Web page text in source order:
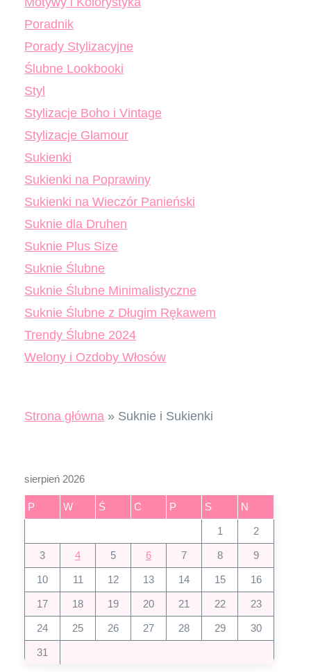
Poradnik
Porady Stylizacyjne
Ślubne Lookbooki
Styl
Stylizacje Boho i Vintage
Stylizacje Glamour
Sukienki
Sukienki na Poprawiny
Sukienki na Wieczór Panieński
Suknie dla Druhen
Suknie Plus Size
Suknie Ślubne
Suknie Ślubne Minimalistyczne
Suknie Ślubne z Długim Rękawem
Trendy Ślubne 2024
Welony i Ozdoby Włosów
Strona główna » Suknie i Sukienki
sierpień 2026
P W Ś C P S N
1 2
3 4 5 6 7 8 9
10 11 12 13 14 15 16
17 18 19 20 21 22 23
24 25 26 27 28 29 30
31